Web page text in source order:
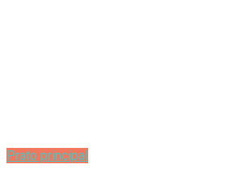
Prato principal